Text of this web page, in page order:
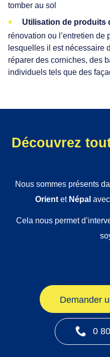
tomber au sol
Utilisation de produits
rénovation ou l’entretien de
lesquelles il est nécessaire
réparer des corniches, des
individuels tels que des
Découvrez
Nous sommes présents
Orientet Népal
Cela nous permet
Demander
0